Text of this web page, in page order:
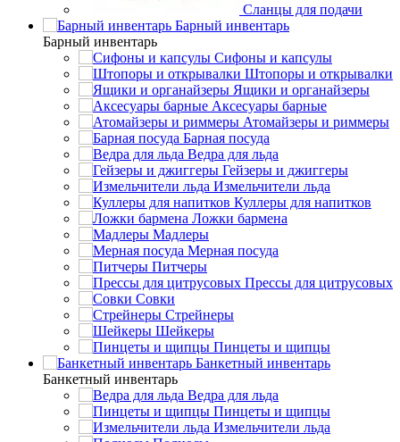
Сланцы для подачи
Барный инвентарь
Барный инвентарь
Сифоны и капсулы
Штопоры и открывалки
Ящики и органайзеры
Аксесуары барные
Атомайзеры и риммеры
Барная посуда
Ведра для льда
Гейзеры и джиггеры
Измельчители льда
Куллеры для напитков
Ложки бармена
Мадлеры
Мерная посуда
Питчеры
Прессы для цитрусовых
Совки
Стрейнеры
Шейкеры
Пинцеты и щипцы
Банкетный инвентарь
Банкетный инвентарь
Ведра для льда
Пинцеты и щипцы
Измельчители льда